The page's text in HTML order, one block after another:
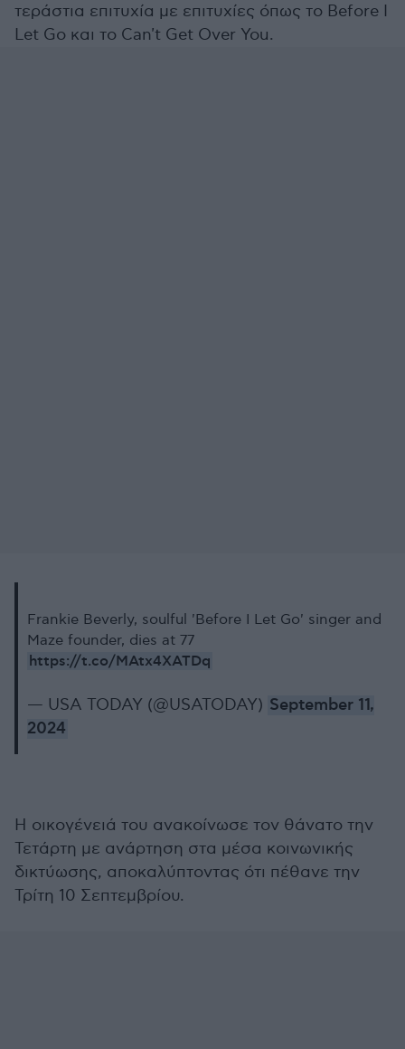
τεράστια επιτυχία με επιτυχίες όπως το Before I
Let Go και το Can't Get Over You.
Frankie Beverly, soulful 'Before I Let Go' singer and
Maze founder, dies at 77
https://t.co/MAtx4XATDq
— USA TODAY (@USATODAY) September 11,
2024
Η οικογένειά του ανακοίνωσε τον θάνατο την
Τετάρτη με ανάρτηση στα μέσα κοινωνικής
δικτύωσης, αποκαλύπτοντας ότι πέθανε την
Τρίτη 10 Σεπτεμβρίου.